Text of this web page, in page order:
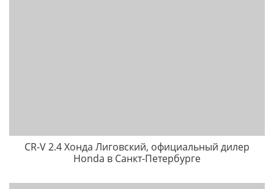
CR-V 2.4 Хонда Лиговский, официальный дилер
Honda в Санкт-Петербурге